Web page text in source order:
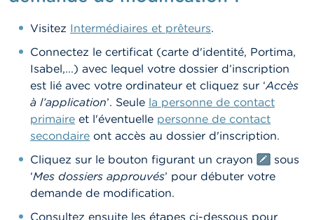
Visitez Intermédiaires et prêteurs.
Connectez le certificat (carte d'identité, Portima,
Isabel,...) avec lequel votre dossier d’inscription
est lié avec votre ordinateur et cliquez sur ‘Accès
à l’application’. Seule la personne de contact
primaire et l'éventuelle personne de contact
secondaire ont accès au dossier d'inscription.
Cliquez sur le bouton figurant un crayon
sous
‘Mes dossiers approuvés’ pour débuter votre
demande de modification.
Consultez ensuite les étapes ci-dessous pour